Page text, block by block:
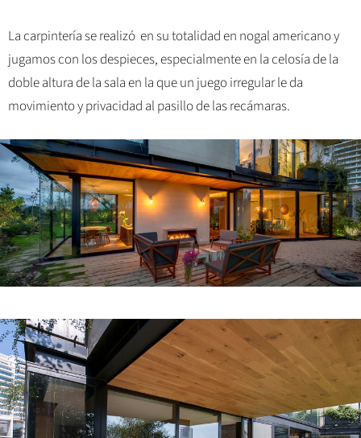
La carpintería se realizó en su totalidad en nogal americano y
jugamos con los despieces, especialmente en la celosía de la
doble altura de la sala en la que un juego irregular le da
movimiento y privacidad al pasillo de las recámaras.